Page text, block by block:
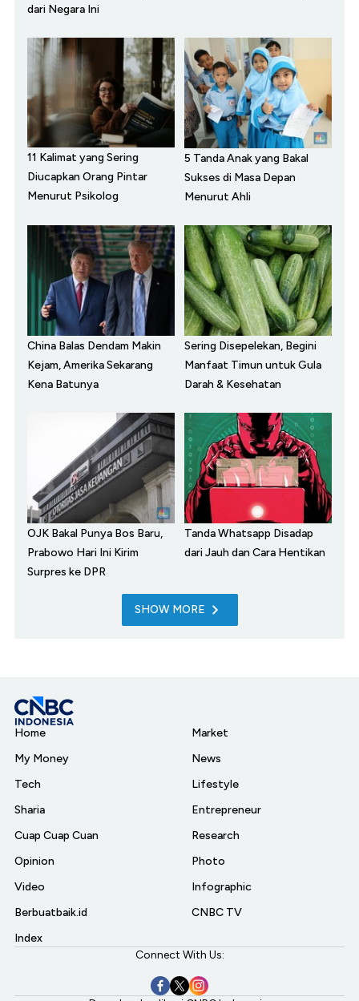
dari Negara Ini
11 Kalimat yang Sering
Diucapkan Orang Pintar
Menurut Psikolog
5 Tanda Anak yang Bakal
Sukses di Masa Depan
Menurut Ahli
China Balas Dendam Makin
Kejam, Amerika Sekarang
Kena Batunya
Sering Disepelekan, Begini
Manfaat Timun untuk Gula
Darah & Kesehatan
OJK Bakal Punya Bos Baru,
Prabowo Hari Ini Kirim
Surpres ke DPR
Tanda Whatsapp Disadap
dari Jauh dan Cara Hentikan
SHOW MORE
Home
My Money
Tech
Sharia
Cuap Cuap Cuan
Opinion
Video
Berbuatbaik.id
Index
Market
News
Lifestyle
Entrepreneur
Research
Photo
Infographic
CNBC TV
Connect With Us: